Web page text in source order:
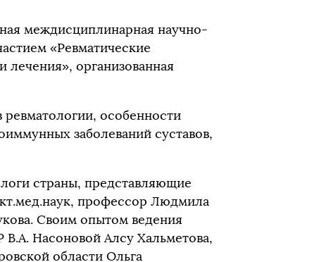
междисциплинарная научно-
«Ревматические
лечения», организованная
особенности
заболеваний суставов,
страны, представляющие
профессор Людмила
Своим опытом ведения
Насоновой Алсу Хальметова,
области Ольга